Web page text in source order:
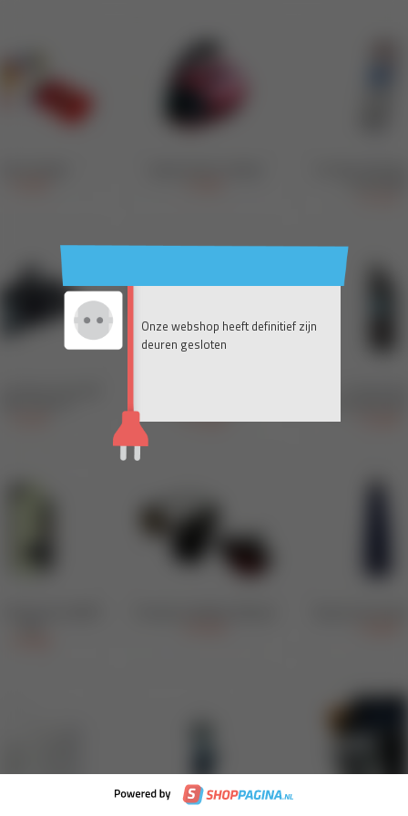
Onze webshop heeft definitief zijn
deuren gesloten